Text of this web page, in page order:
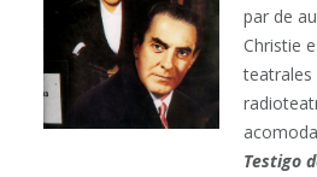
par de
Christie
teatrales
Testigo